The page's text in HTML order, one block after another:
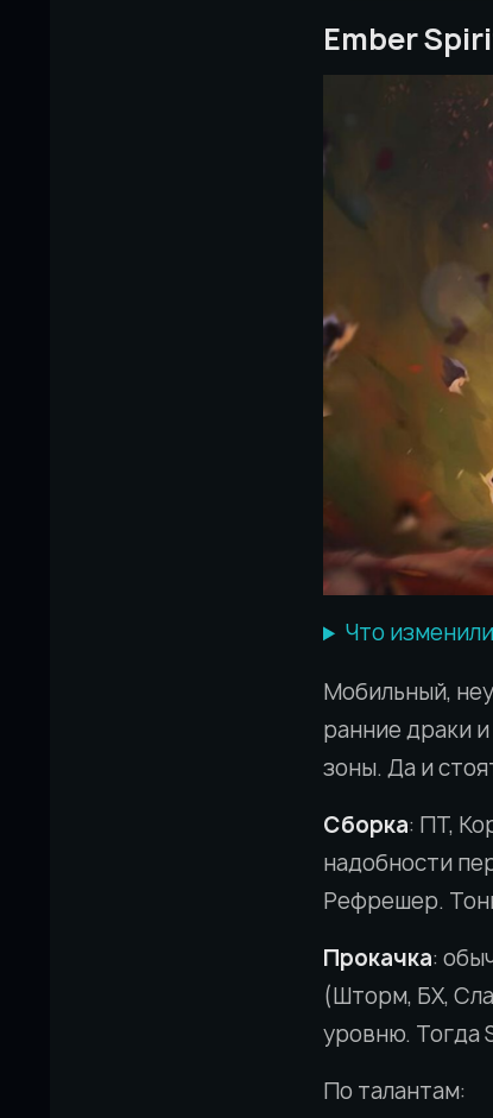
Ember
Что
Мобильный,
ранние драки
зоны. Да и
Сборка: ПТ,
надобности
Рефрешер.
Прокачка:
(Шторм, БХ,
уровню. Тогда
По талантам: